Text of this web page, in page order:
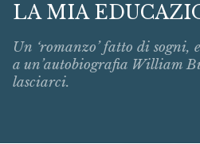
LA MIA
Un ‘romanzo’ fatto di
a un’autobiografia William
lasciarci.